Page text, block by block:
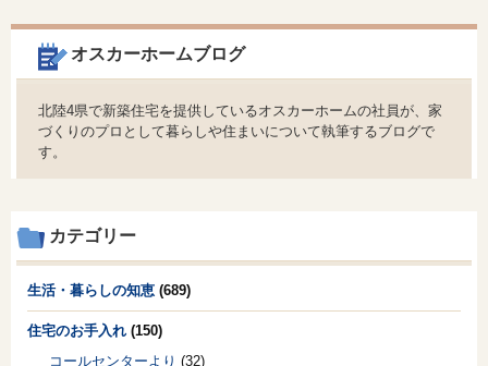
オスカーホームブログ
北陸4県で新築住宅を提供しているオスカーホームの社員が、家
づくりのプロとして暮らしや住まいについて執筆するブログで
す。
カテゴリー
生活・暮らしの知恵 (689)
住宅のお手入れ (150)
コールセンターより (32)